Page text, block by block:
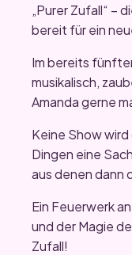
„Purer Zufall“ –
bereit für ein
Im bereits
musikalisch,
Amanda gerne
Keine Show
Dingen eine
aus denen dann
Ein Feuerwerk
und der Magie
Zufall!